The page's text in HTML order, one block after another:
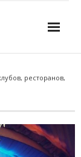
ресторанов,